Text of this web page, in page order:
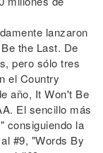
lanzaron
the Last. De
pero sólo tres
el Country
año, It Won't Be
El sencillo más
consiguiendo la
#9, "Words By